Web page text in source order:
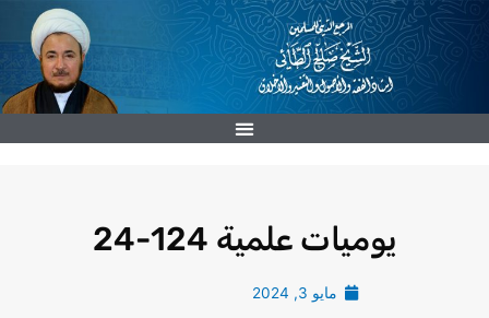
تخطي
يوميات علمية 124-24
مايو 3, 2024